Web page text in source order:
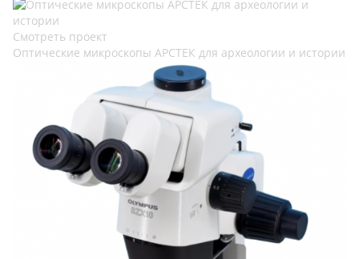
Смотреть проект
Оптические микроскопы АРСТЕК для археологии и истории